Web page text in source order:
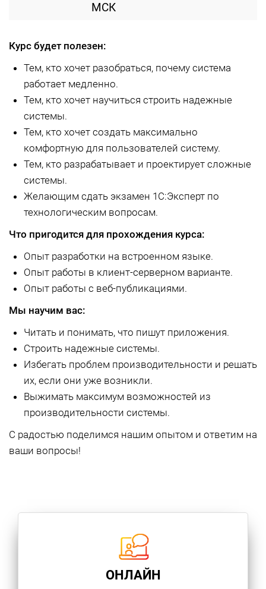
МСК
Курс будет полезен:
Тем, кто хочет разобраться, почему система
работает медленно.
Тем, кто хочет научиться строить надежные
системы.
Тем, кто хочет создать максимально
комфортную для пользователей систему.
Тем, кто разрабатывает и проектирует сложные
системы.
Желающим сдать экзамен 1С:Эксперт по
технологическим вопросам.
Что пригодится для прохождения курса:
Опыт разработки на встроенном языке.
Опыт работы в клиент-серверном варианте.
Опыт работы с веб-публикациями.
Мы научим вас:
Читать и понимать, что пишут приложения.
Строить надежные системы.
Избегать проблем производительности и решать
их, если они уже возникли.
Выжимать максимум возможностей из
производительности системы.
С радостью поделимся нашим опытом и ответим на
ваши вопросы!
ОНЛАЙН